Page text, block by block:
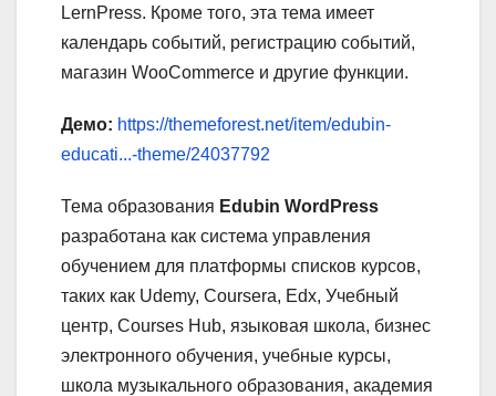
LernPress. Кроме того, эта тема имеет
календарь событий, регистрацию событий,
магазин WooCommerce и другие функции.
Демо: https://themeforest.net/item/edubin-
educati...-theme/24037792
Тема образования Edubin WordPress
разработана как система управления
обучением для платформы списков курсов,
таких как Udemy, Coursera, Edx, Учебный
центр, Courses Hub, языковая школа, бизнес
электронного обучения, учебные курсы,
школа музыкального образования, академия